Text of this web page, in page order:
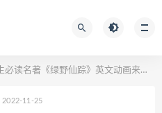
名著《绿野仙踪》英文动画来了！附练习、单词表和绘本
2022-11-25